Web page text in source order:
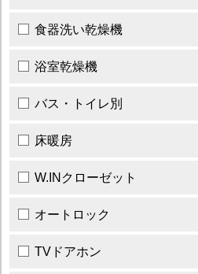
食器洗い乾燥機
浴室乾燥機
バス・トイレ別
床暖房
W.INクローゼット
オートロック
TVドアホン